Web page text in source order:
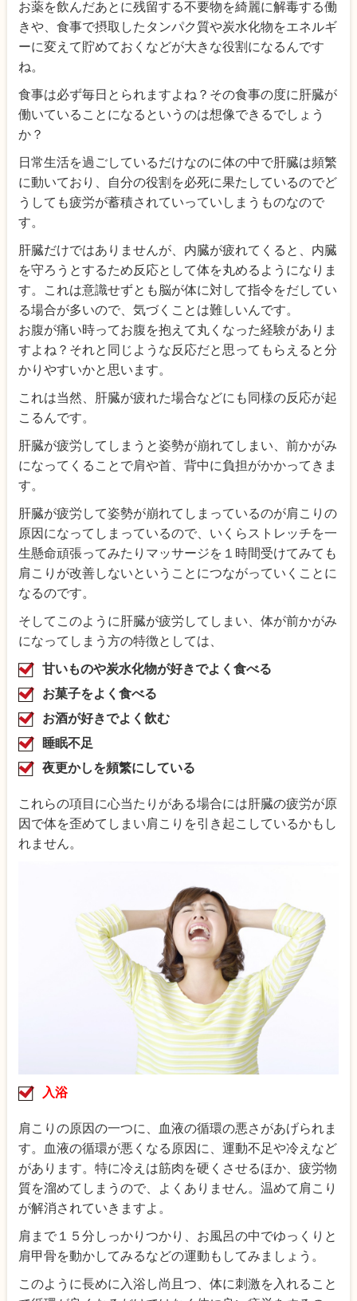
お薬を飲んだあとに残留する不要物を綺麗に解毒する働
きや、食事で摂取したタンパク質や炭水化物をエネルギ
ーに変えて貯めておくなどが大きな役割になるんです
ね。
食事は必ず毎日とられますよね？その食事の度に肝臓が
働いていることになるというのは想像できるでしょう
か？
日常生活を過ごしているだけなのに体の中で肝臓は頻繁
に動いており、自分の役割を必死に果たしているのでど
うしても疲労が蓄積されていっていしまうものなので
す。
肝臓だけではありませんが、内臓が疲れてくると、内臓
を守ろうとするため反応として体を丸めるようになりま
す。これは意識せずとも脳が体に対して指令をだしてい
る場合が多いので、気づくことは難しいんです。
お腹が痛い時ってお腹を抱えて丸くなった経験がありま
すよね？それと同じような反応だと思ってもらえると分
かりやすいかと思います。
これは当然、肝臓が疲れた場合などにも同様の反応が起
こるんです。
肝臓が疲労してしまうと姿勢が崩れてしまい、前かがみ
になってくることで肩や首、背中に負担がかかってきま
す。
肝臓が疲労して姿勢が崩れてしまっているのが肩こりの
原因になってしまっているので、いくらストレッチを一
生懸命頑張ってみたりマッサージを１時間受けてみても
肩こりが改善しないということにつながっていくことに
なるのです。
そしてこのように肝臓が疲労してしまい、体が前かがみ
になってしまう方の特徴としては、
甘いものや炭水化物が好きでよく食べる
お菓子をよく食べる
お酒が好きでよく飲む
睡眠不足
夜更かしを頻繁にしている
これらの項目に心当たりがある場合には肝臓の疲労が原
因で体を歪めてしまい肩こりを引き起こしているかもし
れません。
入浴
肩こりの原因の一つに、血液の循環の悪さがあげられま
す。血液の循環が悪くなる原因に、運動不足や冷えなど
があります。特に冷えは筋肉を硬くさせるほか、疲労物
質を溜めてしまうので、よくありません。温めて肩こり
が解消されていきますよ。
肩まで１５分しっかりつかり、お風呂の中でゆっくりと
肩甲骨を動かしてみるなどの運動もしてみましょう。
このように長めに入浴し尚且つ、体に刺激を入れること